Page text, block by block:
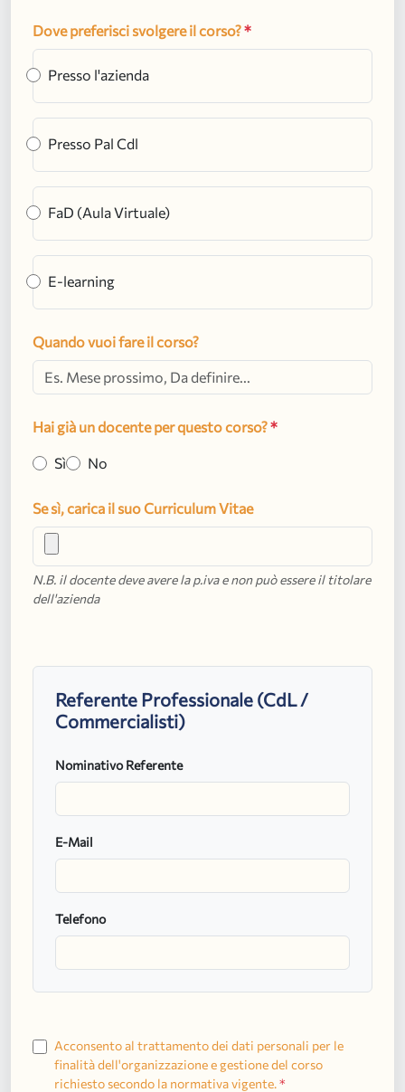
Dove preferisci svolgere il corso?*
Presso l'azienda
Presso Pal Cdl
FaD (Aula Virtuale)
E-learning
Quando vuoi fare il corso?
Hai già un docente per questo corso?*
Sì No
Se sì, carica il suo Curriculum Vitae
N.B. il docente deve avere la p.iva e non può essere il titolare
dell'azienda
Referente Professionale (CdL /
Commercialisti)
Nominativo Referente
E-Mail
Telefono
Acconsento al trattamento dei dati personali per le
finalità dell'organizzazione e gestione del corso
richiesto secondo la normativa vigente.*